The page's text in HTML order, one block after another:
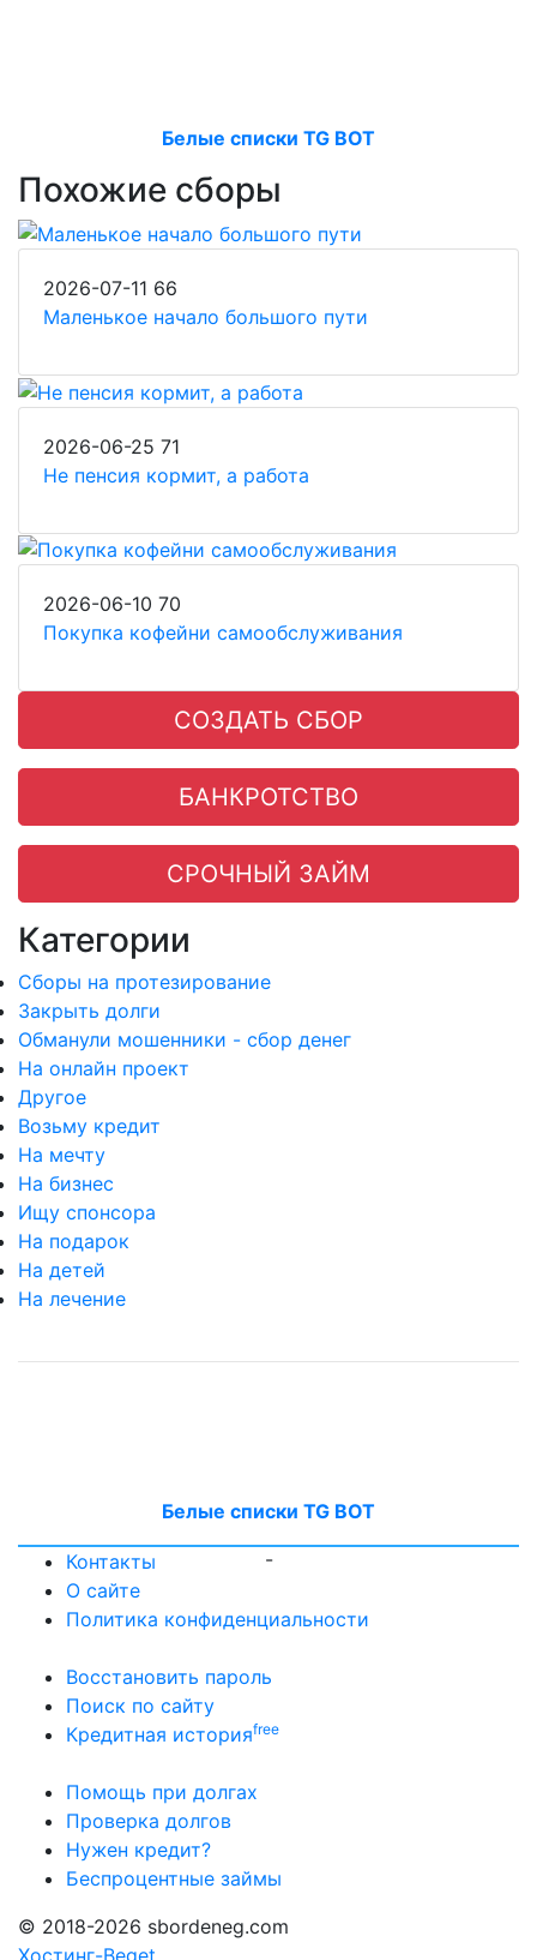
Белые списки TG BOT
Похожие сборы
2026-07-11 66
Маленькое начало большого пути
2026-06-25 71
Не пенсия кормит, а работа
2026-06-10 70
Покупка кофейни самообслуживания
СОЗДАТЬ СБОР
БАНКРОТСТВО
СРОЧНЫЙ ЗАЙМ
Категории
Сборы на протезирование
Закрыть долги
Обманули мошенники - сбор денег
На онлайн проект
Другое
Возьму кредит
На мечту
На бизнес
Ищу спонсора
На подарок
На детей
На лечение
Белые списки TG BOT
-
Контакты
О сайте
Политика конфиденциальности
Восстановить пароль
Поиск по сайту
Кредитная историяfree
Помощь при долгах
Проверка долгов
Нужен кредит?
Беспроцентные займы
© 2018-2026 sbordeneg.com
Хостинг-Beget